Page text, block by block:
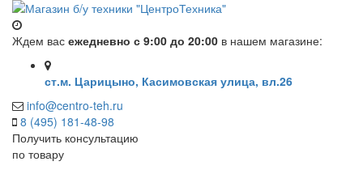
Ждем вас ежедневно с 9:00 до 20:00 в нашем магазине:
ст.м. Царицыно, Касимовская улица, вл.26
info@centro-teh.ru
8 (495) 181-48-98
Получить консультацию
по товару